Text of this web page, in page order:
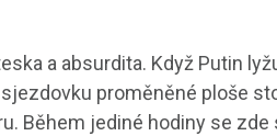
a absurdita. Když Putin
proměněné ploše
Během jediné hodiny se